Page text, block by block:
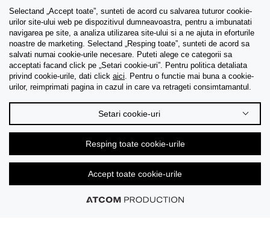
Asistenta
Colectii
Tips & Guides
Despre noi
Limba
© 2026 CK Stores B.V. Toate drepturile rezervate.
Selectand „Accept toate”, sunteti de acord cu salvarea tuturor cookie-
urilor site-ului web pe dispozitivul dumneavoastra, pentru a imbunatati
navigarea pe site, a analiza utilizarea site-ului si a ne ajuta in eforturile
noastre de marketing. Selectand „Resping toate”, sunteti de acord sa
salvati numai cookie-urile necesare. Puteti alege ce categorii sa
acceptati facand click pe „Setari cookie-uri”. Pentru politica detaliata
privind cookie-urile, dati click aici. Pentru o functie mai buna a cookie-
urilor, reimprimati pagina in cazul in care va retrageti consimtamantul.
Setari cookie-uri
Resping toate cookie-urile
Accept toate cookie-urile